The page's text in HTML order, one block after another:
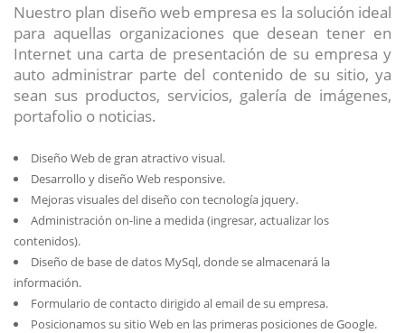
Nuestro plan diseño web empresa es la solución ideal
para aquellas organizaciones que desean tener en
Internet una carta de presentación de su empresa y
auto administrar parte del contenido de su sitio, ya
sean sus productos, servicios, galería de imágenes,
portafolio o noticias.
Diseño Web de gran atractivo visual.
Desarrollo y diseño Web responsive.
Mejoras visuales del diseño con tecnología jquery.
Administración on-line a medida (ingresar, actualizar los
contenidos).
Diseño de base de datos MySql, donde se almacenará la
información.
Formulario de contacto dirigido al email de su empresa.
Posicionamos su sitio Web en las primeras posiciones de Google.